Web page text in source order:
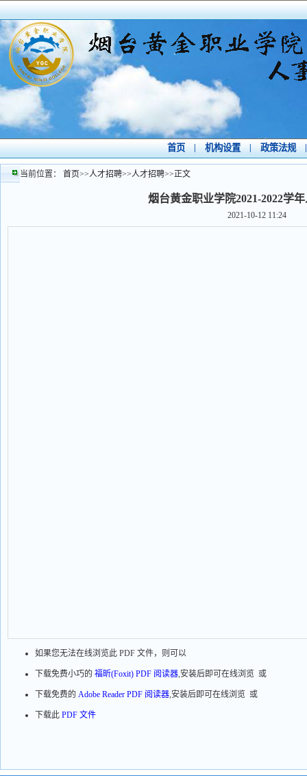
首页 机构设置 政策法规
当前位置： 首页>>人才招聘>>人才招聘>>正文
烟台黄金职业学院2021-2022学
2021-10-12 11:24
如果您无法在线浏览此 PDF 文件，则可以
下载免费小巧的 福昕(Foxit) PDF 阅读器,安装后即可在线浏览 或
下载免费的 Adobe Reader PDF 阅读器,安装后即可在线浏览 或
下载此 PDF 文件